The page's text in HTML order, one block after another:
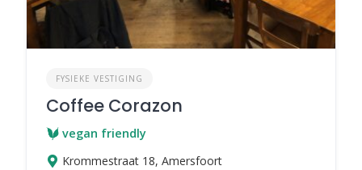
FYSIEKE VESTIGING
Coffee Corazon
vegan friendly
Krommestraat 18, Amersfoort